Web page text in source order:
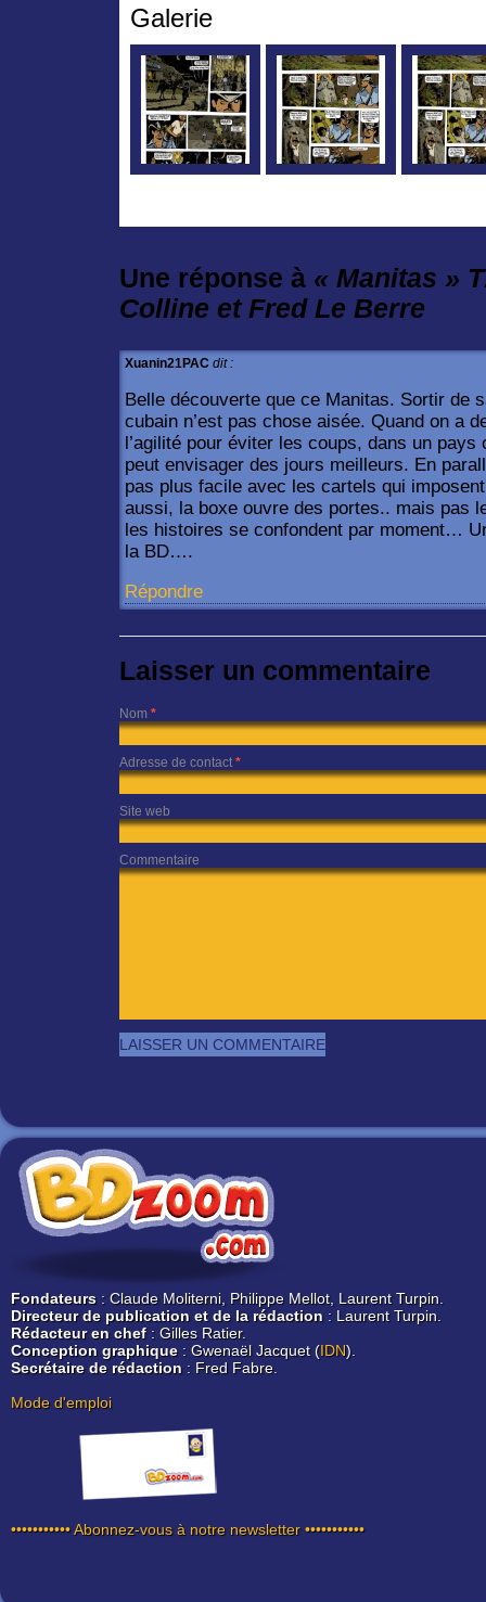
Galerie
Une réponse à « Manitas »
Colline et Fred Le Berre
Xuanin21PAC dit :
Belle découverte que ce Manitas. Sortir de
cubain n’est pas chose aisée. Quand on a
l’agilité pour éviter les coups, dans un
peut envisager des jours meilleurs. En
pas plus facile avec les cartels qui
aussi, la boxe ouvre des portes.. mais pas
les histoires se confondent par moment…
la BD….
Répondre
Laisser un commentaire
Nom *
Adresse de contact *
Site web
Commentaire
Fondateurs : Claude Moliterni, Philippe Mellot, Laurent Turpin.
Directeur de publication et de la rédaction : Laurent Turpin.
Rédacteur en chef: Gilles Ratier.
Conception graphique: Gwenaël Jacquet (IDN).
Secrétaire de rédaction : Fred Fabre.
Mode d'emploi
••••••••••• Abonnez-vous à notre newsletter •••••••••••